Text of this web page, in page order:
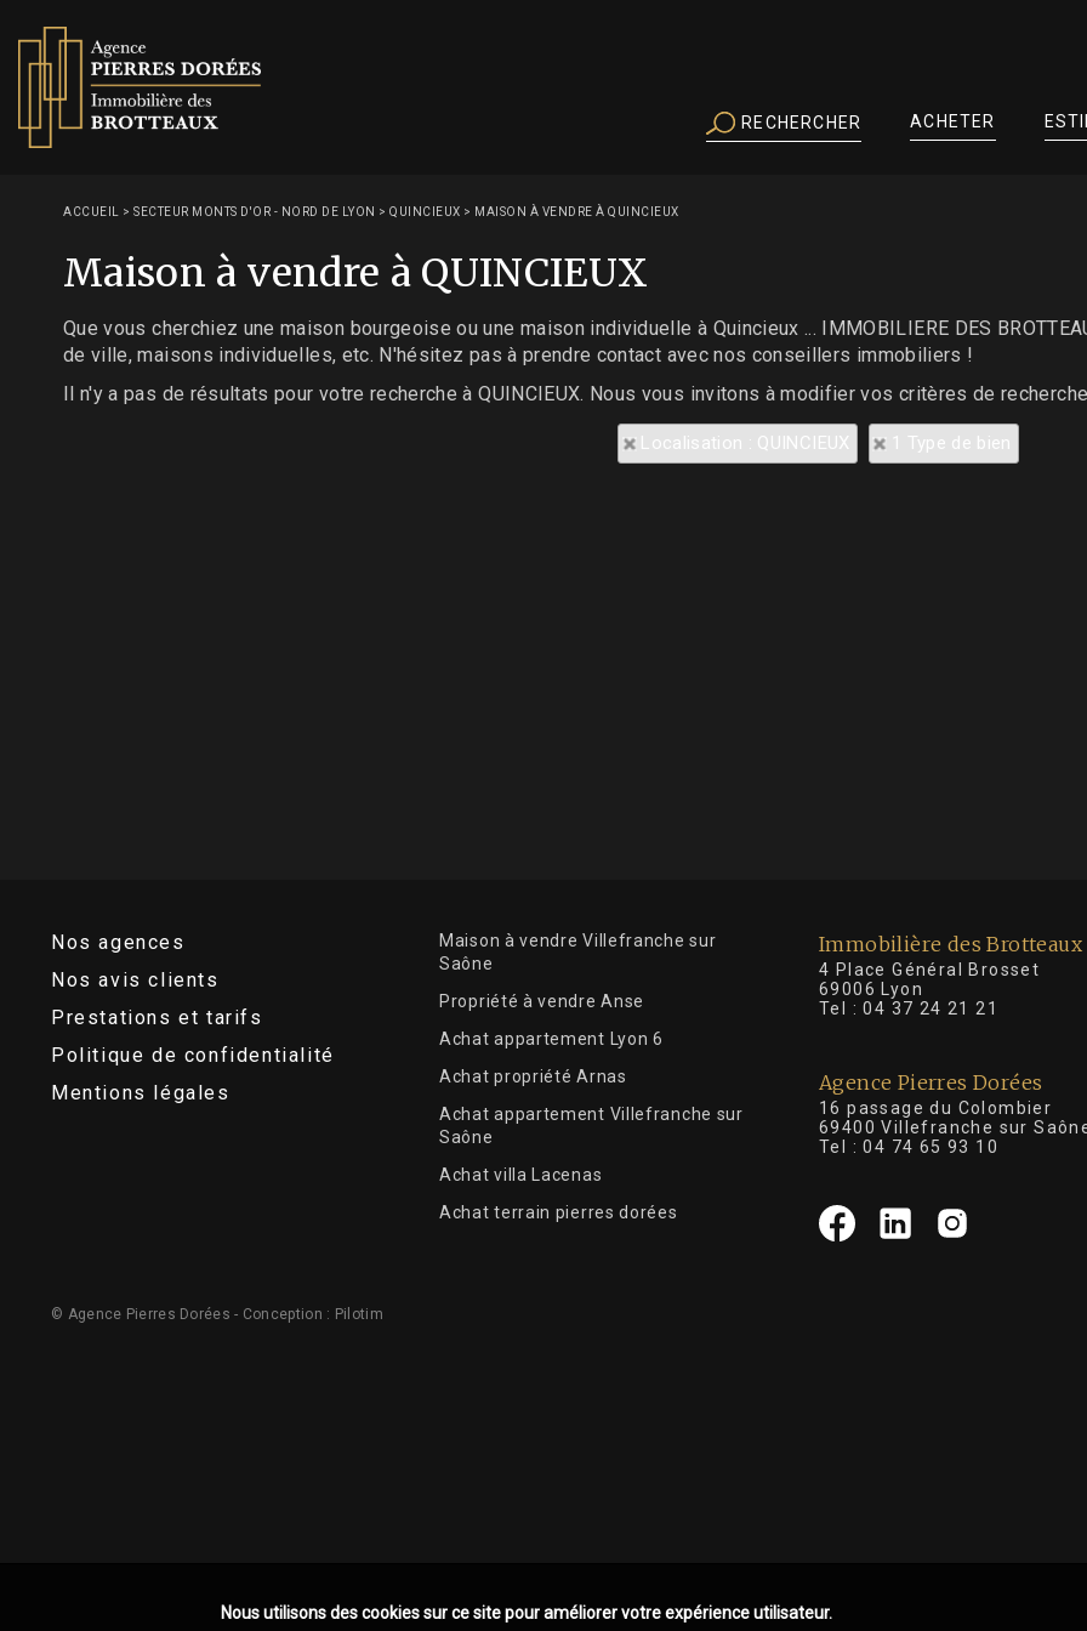
RECHERCHER ACHETER
ACCUEIL > SECTEUR MONTS D'OR - NORD DE LYON > QUINCIEUX > MAISON À VENDRE À QUINCIEUX
Maison à vendre à QUINCIEUX
Que vous cherchiez une maison bourgeoise ou une maison individuelle à Quincieux ... IMMOBILIERE DES
de ville, maisons individuelles, etc. N'hésitez pas à prendre contact avec nos conseillers immobiliers !
Il n'y a pas de résultats pour votre recherche à QUINCIEUX. Nous vous invitons à modifier vos critères de
Localisation : QUINCIEUX 1 Type de bien
Nos agences
Nos avis clients
Prestations et tarifs
Politique de confidentialité
Mentions légales
Maison à vendre Villefranche sur
Saône
Propriété à vendre Anse
Achat appartement Lyon 6
Achat propriété Arnas
Achat appartement Villefranche sur
Saône
Achat villa Lacenas
Achat terrain pierres dorées
Immobilière des Brotteaux
4 Place Général
69006 Lyon
Tel :04 37 24 21 21
Agence Pierres Dorées
16 passage du Colombier
69400 Villefranche sur
Tel :04 74 65 93 10
© Agence Pierres Dorées - Conception : Pilotim
Nous utilisons des cookies sur ce site pour améliorer votre expérience utilisateur.